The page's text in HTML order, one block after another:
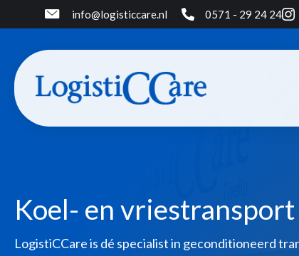
info@logisticcare.nl 0571 - 29 24 24
Koel- en vriestransport
LogistiCCare is dé specialist in geconditioneerd